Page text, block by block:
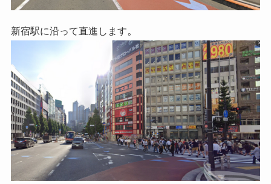
新宿駅に沿って直進します。